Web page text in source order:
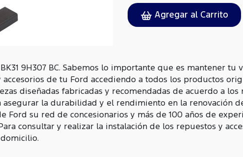
Agregar al Carrito
9H307 BC. Sabemos lo importante que es mantener tu
de tu Ford accediendo a todos los productos
diseñadas fabricadas y recomendadas de acuerdo a los
la durabilidad y el rendimiento en la renovación
Ford su red de concesionarios y más de 100 años de
consultar y realizar la instalación de los repuestos y